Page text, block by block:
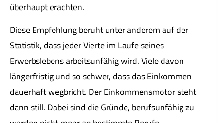
überhaupt erachten.
Diese Empfehlung beruht unter anderem auf der
Statistik, dass jeder Vierte im Laufe seines
Erwerbslebens arbeitsunfähig wird. Viele davon
längerfristig und so schwer, dass das Einkommen
dauerhaft wegbricht. Der Einkommensmotor steht
dann still. Dabei sind die Gründe, berufsunfähig zu